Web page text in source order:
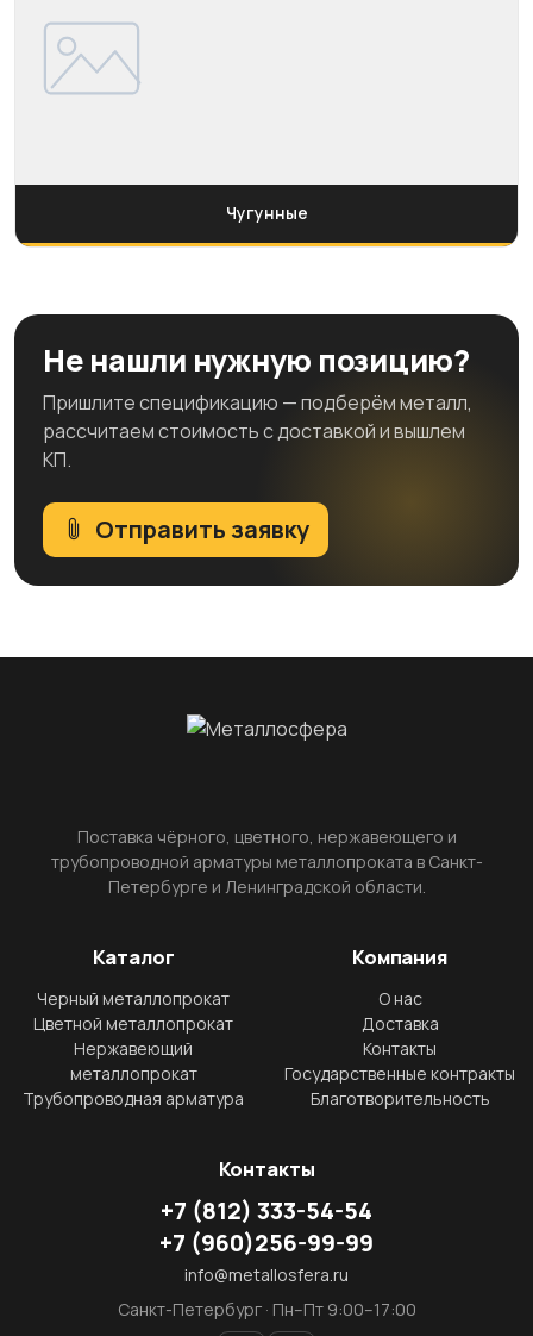
Чугунные
Не нашли нужную позицию?
Пришлите спецификацию — подберём металл,
рассчитаем стоимость с доставкой и вышлем
КП.
Отправить заявку
Поставка чёрного, цветного, нержавеющего и
трубопроводной арматуры металлопроката в Санкт-
Петербурге и Ленинградской области.
Каталог
Черный металлопрокат
Цветной металлопрокат
Нержавеющий
металлопрокат
Трубопроводная арматура
Компания
О нас
Доставка
Контакты
Государственные контракты
Благотворительность
Контакты
+7 (812) 333-54-54
+7 (960)256-99-99
info@metallosfera.ru
Санкт-Петербург · Пн–Пт 9:00–17:00